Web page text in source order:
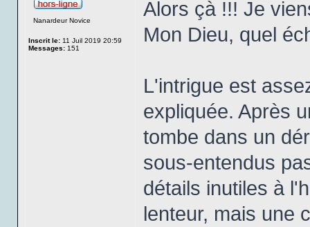
Nanardeur Novice
Inscrit le: 11 Juil 2019 20:59
Messages: 151
Alors çà !!! Je
Mon Dieu, quel
L'intrigue est
expliquée. Après
tombe dans un
sous-entendus
détails inutiles à
lenteur, mais une